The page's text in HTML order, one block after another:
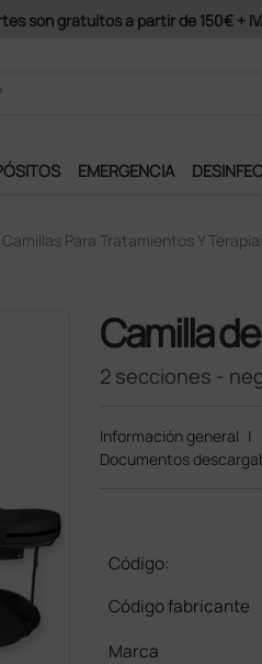
de muchos servicios
EMERGENCIA
Camillas Para Tratamientos Y
Camilla
2 secciones -
Información general |
Documentos
Código:
Código fabricante
Marca